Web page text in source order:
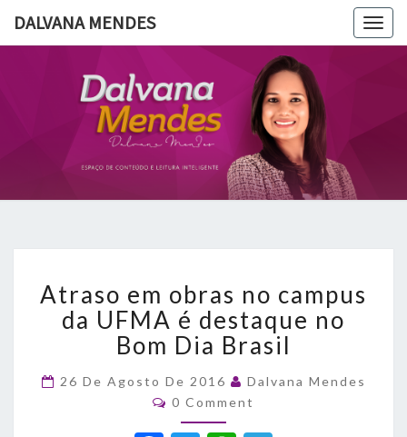
DALVANA MENDES
DALVANA
MENDES
Espaço De
Conteúdo
E Leitura
Inteligente
em
obras
no
campus
da
UFMA
é
destaque
Atraso em obras no campus
da UFMA é destaque no
Bom Dia Brasil
26 De Agosto De 2016
Dalvana Mendes
Comments
0 Comment